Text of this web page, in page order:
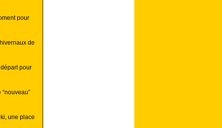
pour
de
pour
une place